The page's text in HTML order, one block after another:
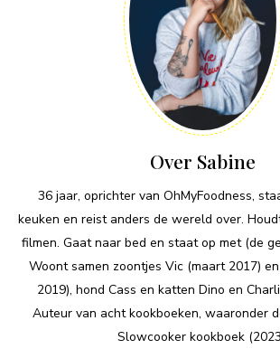
Over Sabine
36 jaar, oprichter van OhMyFoodness,
keuken en reist anders de wereld over.
filmen. Gaat naar bed en staat op met (de
Woont samen zoontjes Vic (maart 2017)
2019), hond Cass en katten Dino en
Auteur van acht kookboeken, waaronder
Slowcooker kookboek